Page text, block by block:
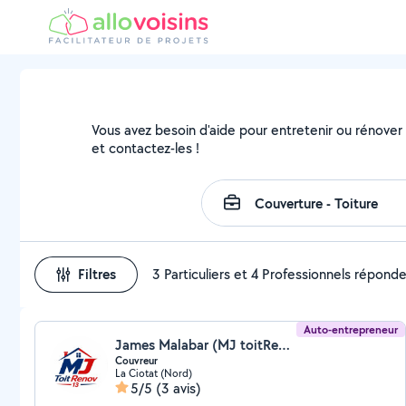
Vous avez besoin d'aide pour entretenir ou
et contactez-les !
Filtres 3 Particuliers et 4 Professionnels
Auto-entrepreneur
James Malabar (MJ toitRenov 13)
Couvreur
La Ciotat (Nord)
5/5 (3 avis)